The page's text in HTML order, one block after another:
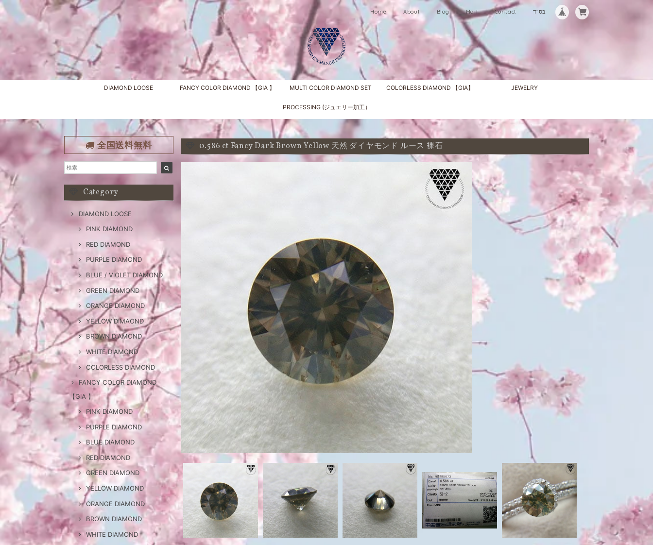
Home About Blog Mail Contact בס"ד
DIAMOND LOOSE FANCY COLOR DIAMOND 【GIA 】 MULTI COLOR DIAMOND SET COLORLESS DIAMOND 【GIA】 JEWELRY
PROCESSING (ジュエリー加工）
全国送料無料
Category
DIAMOND LOOSE
PINK DIAMOND
RED DIAMOND
PURPLE DIAMOND
BLUE / VIOLET DIAMOND
GREEN DIAMOND
ORANGE DIAMOND
YELLOW DIMAOND
BROWN DIAMOND
WHITE DIAMOND
COLORLESS DIAMOND
FANCY COLOR DIAMOND
【GIA 】
PINK DIAMOND
PURPLE DIAMOND
BLUE DIAMOND
RED DIAMOND
GREEN DIAMOND
YELLOW DIAMOND
ORANGE DIAMOND
BROWN DIAMOND
WHITE DIAMOND
0.586 ct Fancy Dark Brown Yellow 天然 ダイヤモンド ルース 裸石